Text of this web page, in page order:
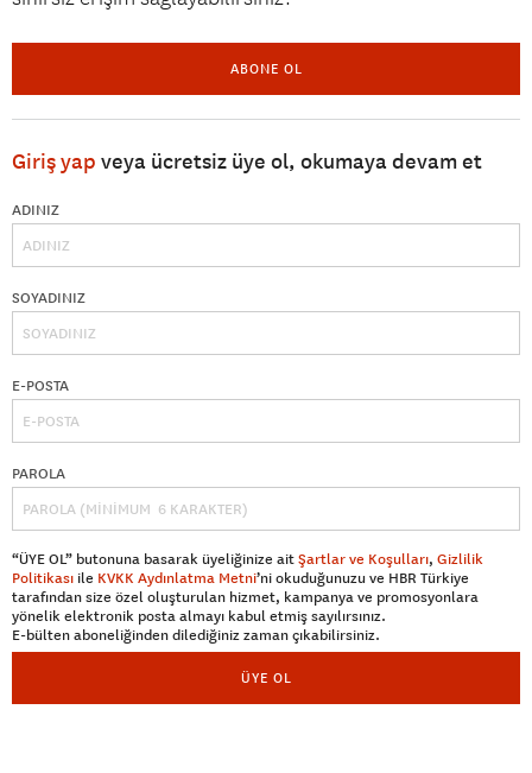
ABONE OL
Giriş yap veya ücretsiz üye ol, okumaya devam et
ADINIZ
SOYADINIZ
E-POSTA
PAROLA
“ÜYE OL” butonuna basarak üyeliğinize aitŞartlar ve Koşulları, Gizlilik
Politikası ile KVKK Aydınlatma Metni’ni okuduğunuzu ve HBR Türkiye
tarafından size özel oluşturulan hizmet, kampanya ve promosyonlara
yönelik elektronik posta almayı kabul etmiş sayılırsınız.
E-bülten aboneliğinden dilediğiniz zaman çıkabilirsiniz.
ÜYE OL